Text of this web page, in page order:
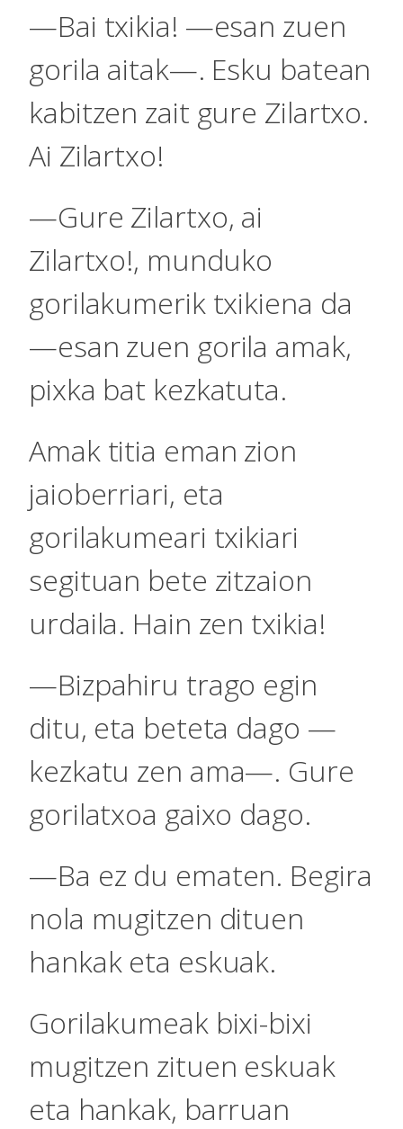
—Bai txikia! —esan zuen
gorila aitak—. Esku batean
kabitzen zait gure Zilartxo.
Ai Zilartxo!
—Gure Zilartxo, ai
Zilartxo!, munduko
gorilakumerik txikiena da
—esan zuen gorila amak,
pixka bat kezkatuta.
Amak titia eman zion
jaioberriari, eta
gorilakumeari txikiari
segituan bete zitzaion
urdaila. Hain zen txikia!
—Bizpahiru trago egin
ditu, eta beteta dago —
kezkatu zen ama—. Gure
gorilatxoa gaixo dago.
—Ba ez du ematen. Begira
nola mugitzen dituen
hankak eta eskuak.
Gorilakumeak bixi-bixi
mugitzen zituen eskuak
eta hankak, barruan